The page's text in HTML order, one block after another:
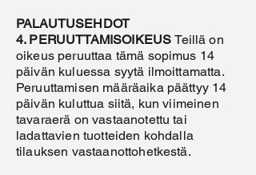
PALAUTUSEHDOT
4. PERUUTTAMISOIKEUSTeillä on
oikeus peruuttaa tämä sopimus 14
päivän kuluessa syytä ilmoittamatta.
Peruuttamisen määräaika päättyy 14
päivän kuluttua siitä, kun viimeinen
tavaraerä on vastaanotettu tai
ladattavien tuotteiden kohdalla
tilauksen vastaanottohetkestä.